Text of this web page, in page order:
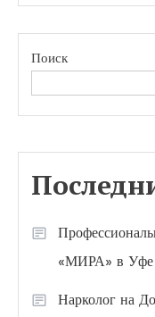
Поиск
«МИРА» в Уфе
Нарколог на